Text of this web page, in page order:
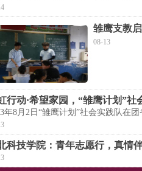
雏鹰支教
08-13
行动·希望家园，“雏鹰计划”社
年8月2日“雏鹰计划”社会实践队在
科技学院：青年志愿行，真情